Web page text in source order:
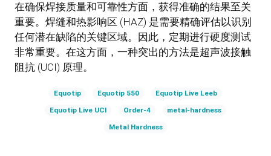
在确保焊接质量和可靠性方面，获得准确的结果至关
重要。焊缝和热影响区 (HAZ) 是需要精确评估以识别
任何潜在缺陷的关键区域。因此，定期进行硬度测试
非常重要。在这方面，一种突出的方法是超声波接触
阻抗 (UCI) 原理。
Equotip Equotip 550 Equotip Live Leeb
Equotip Live UCI Order-4 metal-hardness
Metal Hardness